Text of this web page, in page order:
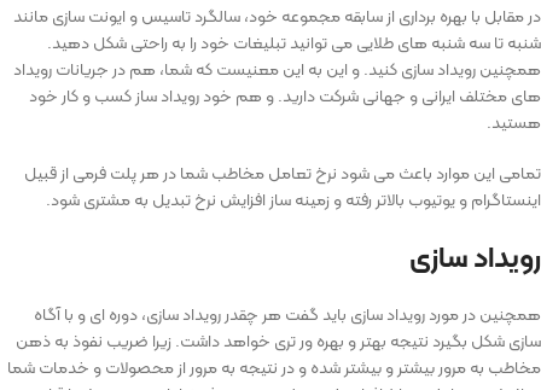
در مقابل با بهره برداری از سابقه مجموعه خود، سالگرد تاسیس و ایونت سازی مانند
شنبه تا سه شنبه های طلایی می توانید تبلیغات خود را به راحتی شکل دهید.
همچنین رویداد سازی کنید. و این به این معنیست که شما، هم در جریانات رویداد
های مختلف ایرانی و جهانی شرکت دارید. و هم خود رویداد ساز کسب و کار خود
هستید.
تمامی این موارد باعث می شود نرخ تعامل مخاطب شما در هر پلت فرمی از قبیل
اینستاگرام و یوتیوب بالاتر رفته و زمینه ساز افزایش نرخ تبدیل به مشتری شود.
رویداد سازی
همچنین در مورد رویداد سازی باید گفت هر چقدر رویداد سازی، دوره ای و با آگاه
سازی شکل بگیرد نتیجه بهتر و بهره ور تری خواهد داشت. زیرا ضریب نفوذ به ذهن
مخاطب به مرور بیشتر و بیشتر شده و در نتیجه به مرور از محصولات و خدمات شما